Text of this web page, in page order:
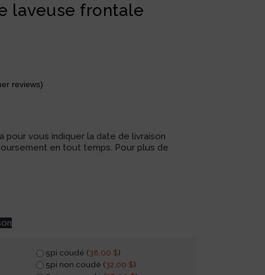
laveuse frontale
reviews)
vous indiquer la date de livraison
en tout temps. Pour plus de
5pi coudé (38,00 $)
5pi non coudé (32,00 $)